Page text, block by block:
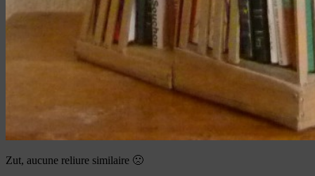
Zut, aucune reliure similaire 🙁